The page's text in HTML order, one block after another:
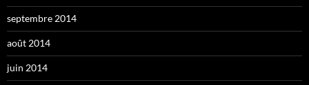
septembre 2014
août 2014
juin 2014